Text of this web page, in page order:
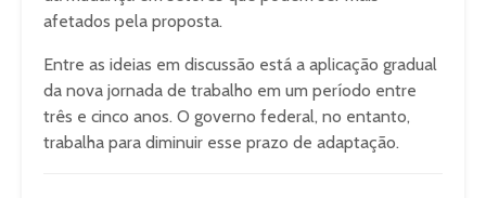
afetados pela proposta.
Entre as ideias em discussão está a aplicação gradual
da nova jornada de trabalho em um período entre
três e cinco anos. O governo federal, no entanto,
trabalha para diminuir esse prazo de adaptação.